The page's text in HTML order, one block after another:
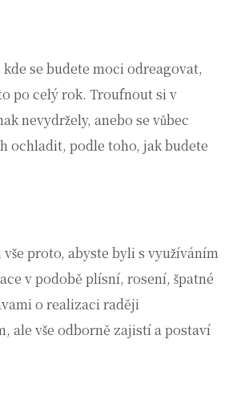
se budete moci odreagovat,
po celý rok. Troufnout si v
nevydržely, anebo se vůbec
ochladit, podle toho, jak budete
proto, abyste byli s využíváním
v podobě plísní, rosení, špatné
o realizaci raději
ale vše odborně zajistí a postaví